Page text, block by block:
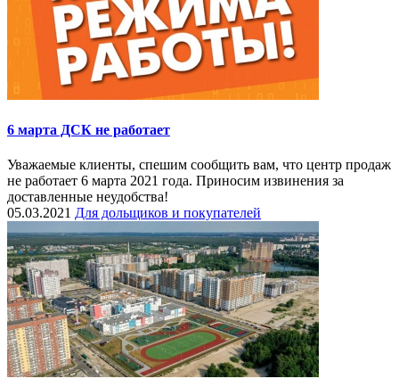
6 марта ДСК не работает
Уважаемые клиенты, спешим сообщить вам, что центр продаж
не работает 6 марта 2021 года. Приносим извинения за
доставленные неудобства!
05.03.2021 Для дольщиков и покупателей